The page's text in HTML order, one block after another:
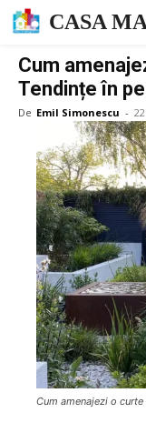
CASA
Cum
Tendințe în
De Emil Simonescu -
Cum amenajezi o